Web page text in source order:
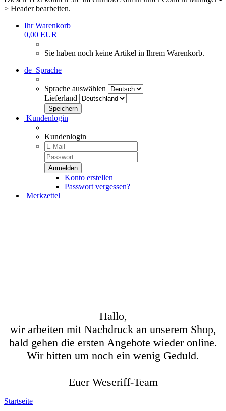
> Header bearbeiten.
Ihr Warenkorb
0,00 EUR
Sie haben noch keine Artikel in Ihrem Warenkorb.
de Sprache
Sprache auswählen
Lieferland
Kundenlogin
Kundenlogin
Konto erstellen
Passwort vergessen?
Merkzettel
Hallo,
wir arbeiten mit Nachdruck an unserem Shop,
bald gehen die ersten Angebote wieder online.
Wir bitten um noch ein wenig Geduld.
Euer Weseriff-Team
Startseite